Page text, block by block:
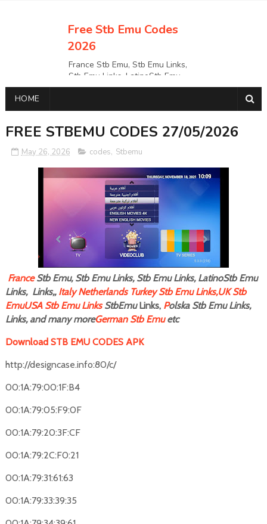
Free Stb Emu Codes
2026
France Stb Emu, Stb Emu Links,
Stb Emu Links, LatinoStb Emu
Links, Links,, Italy Netherlands
EmuUSA Stb Emu Links StbEmu
HOME
FREE STBEMU CODES 27/05/2026
May 26, 2026 codes, Stbemu
FranceStb Emu, Stb Emu Links, Stb Emu Links, LatinoStb Emu
Links, Links,, ItalyNetherlands Turkey Stb Emu Links,UK Stb
EmuUSA Stb Emu LinksStbEmuLinks, Polska Stb Emu Links,
Links, and many moreGerman Stb Emuetc
Download STB EMU CODES APK
http://designcase.info:80/c/
00:1A:79:00:1F:B4
00:1A:79:05:F9:0F
00:1A:79:20:3F:CF
00:1A:79:2C:F0:21
00:1A:79:31:61:63
00:1A:79:33:39:35